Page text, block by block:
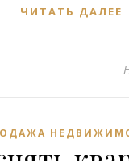
ЧИТАТЬ ДАЛЕЕ